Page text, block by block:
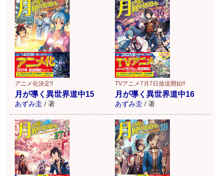
アニメ化決定!!
月が導く異世界道中15
あずみ圭 / 著
TVアニメ7月7日放送開始!!
月が導く異世界道中16
あずみ圭 / 著